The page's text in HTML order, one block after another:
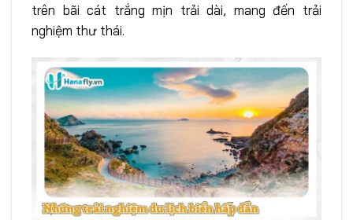
trên bãi cát trắng mịn trải dài, mang đến trải
nghiệm thư thái.